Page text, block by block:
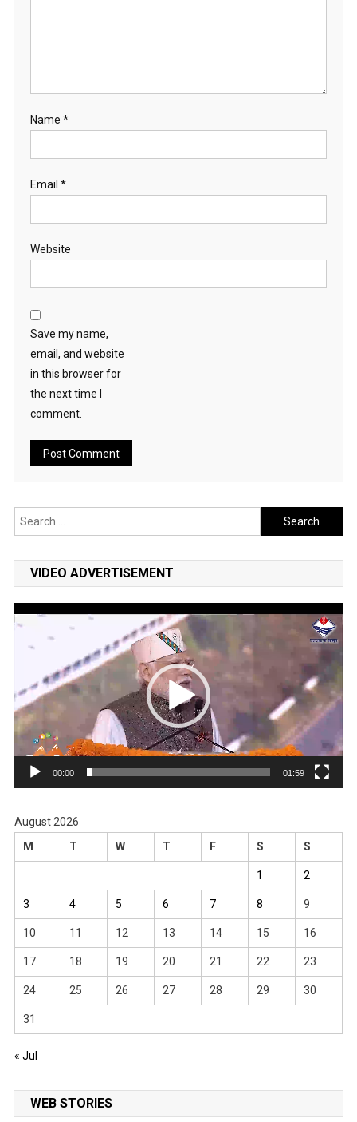
Name *
Email *
Website
Save my name,
email, and website
in this browser for
the next time I
comment.
Search
for:
VIDEO ADVERTISEMENT
Video
00:00 01:59
August 2026
M
T W T F S S
1 2
3 4 5 6 7 8 9
10 11 12 13 14 15 16
17 18 19 20 21 22 23
24 25 26 27 28 29 30
31
« Jul
WEB STORIES